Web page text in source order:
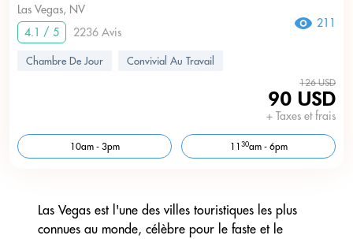
Las Vegas, NV
4.1 / 5
2236 Avis
211
Chambre De Jour Convivial Au Travail
126 USD
90 USD
+ Taxes et frais
10am - 3pm 1130am - 6pm
Las Vegas est l'une des villes touristiques les plus
connues au monde, célèbre pour le faste et le